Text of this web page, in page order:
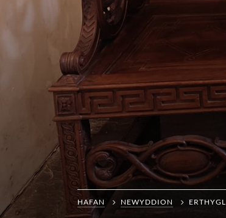
HAFAN NEWYDDION ERTHYGL